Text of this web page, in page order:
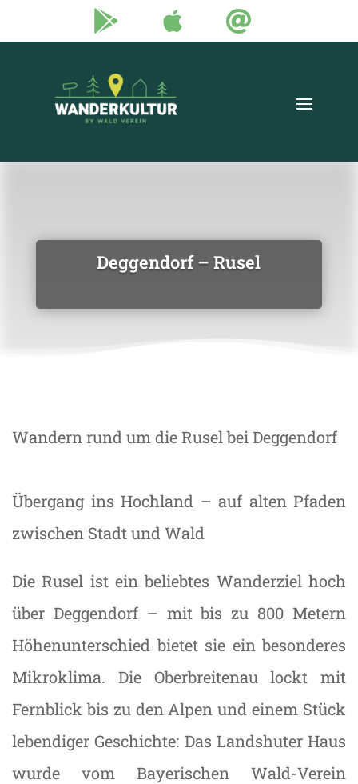
  
Deggendorf – Rusel
Wandern rund um die Rusel bei Deggendorf
Übergang ins Hochland – auf alten Pfaden
zwischen Stadt und Wald
Die Rusel ist ein beliebtes Wanderziel hoch
über Deggendorf – mit bis zu 800 Metern
Höhenunterschied bietet sie ein besonderes
Mikroklima. Die Oberbreitenau lockt mit
Fernblick bis zu den Alpen und einem Stück
lebendiger Geschichte: Das Landshuter Haus
wurde vom Bayerischen Wald-Verein